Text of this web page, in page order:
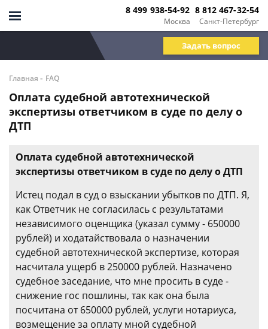
Москва
8 499 938-54-92
Санкт-Петербург
8 812 467-32-54
Задать вопрос
Главная - FAQ
Оплата судебной автотехнической
экспертизы ответчиком в суде по делу о
ДТП
Оплата судебной автотехнической
экспертизы ответчиком в суде по делу о ДТП
Истец подал в суд о взыскании убытков по ДТП. Я,
как Ответчик не согласилась с результатами
независимого оценщика (указал сумму - 650000
рублей) и ходатайствовала о назначении
судебной автотехнической экспертизе, которая
насчитала ущерб в 250000 рублей. Назначено
судебное заседание, что мне просить в суде -
снижение гос пошлины, так как она была
посчитана от 650000 рублей, услуги нотариуса,
возмещение за оплату мной судебной